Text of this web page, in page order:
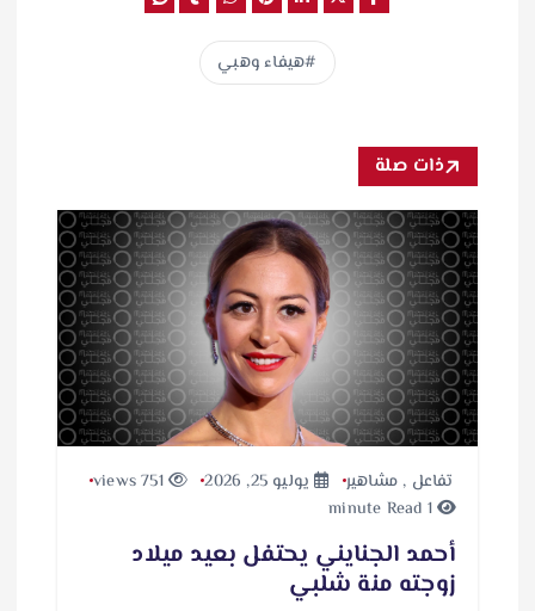
هيفاء وهبي
ذات صلة
تفاعل , مشاهير يوليو 25, 2026
751 views
1 minute Read
أحمد الجنايني يحتفل بعيد ميلاد
زوجته منة شلبي